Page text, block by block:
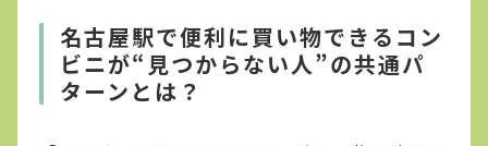
名古屋駅で便利に買い物できるコン
ビニが“見つからない人”の共通パ
ターンとは？